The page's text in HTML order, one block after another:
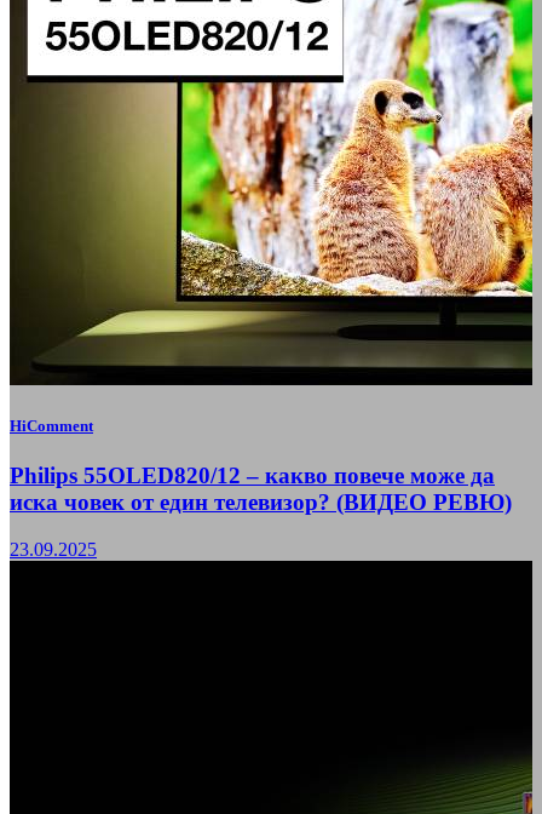
HiComment
Philips 55OLED820/12 – какво повече може да
иска човек от един телевизор? (ВИДЕО РЕВЮ)
23.09.2025